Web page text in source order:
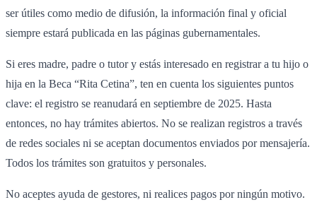
ser útiles como medio de difusión, la información final y oficial
siempre estará publicada en las páginas gubernamentales.
Si eres madre, padre o tutor y estás interesado en registrar a tu hijo o
hija en la Beca “Rita Cetina”, ten en cuenta los siguientes puntos
clave: el registro se reanudará en septiembre de 2025. Hasta
entonces, no hay trámites abiertos. No se realizan registros a través
de redes sociales ni se aceptan documentos enviados por mensajería.
Todos los trámites son gratuitos y personales.
No aceptes ayuda de gestores, ni realices pagos por ningún motivo.